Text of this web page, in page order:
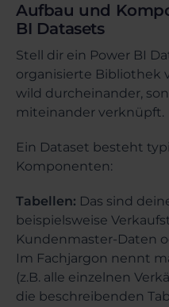
Aufbau und
BI Datasets
Stell dir ein Power BI
organisierte Bibliothek
wild durcheinander,
miteinander verknüpft.
Ein Dataset besteht
Komponenten:
Tabellen: Das sind
beispielsweise
Kundenmaster-Daten
Im Fachjargon nennt
(z.B. alle einzelnen
die beschreibenden